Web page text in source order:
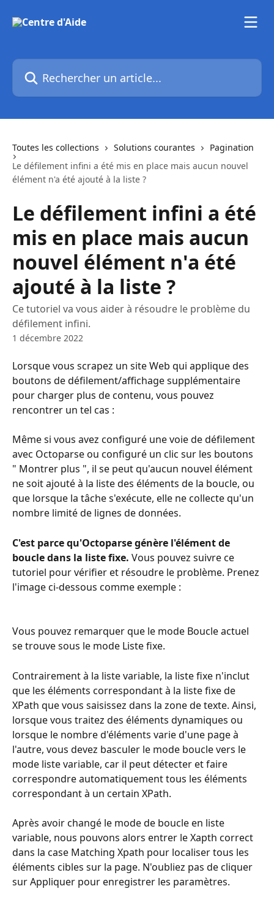
Rechercher un article...
Toutes les collections Solutions courantes
Pagination
Le défilement infini a été mis en place mais aucun nouvel
élément n'a été ajouté à la liste ?
Le défilement infini a été
mis en place mais aucun
nouvel élément n'a été
ajouté à la liste ?
Ce tutoriel va vous aider à résoudre le problème du
défilement infini.
1 décembre 2022
Lorsque vous scrapez un site Web qui applique des
boutons de défilement/affichage supplémentaire
pour charger plus de contenu, vous pouvez
rencontrer un tel cas :
Même si vous avez configuré une voie de défilement
avec Octoparse ou configuré un clic sur les boutons
" Montrer plus ", il se peut qu'aucun nouvel élément
ne soit ajouté à la liste des éléments de la boucle, ou
que lorsque la tâche s'exécute, elle ne collecte qu'un
nombre limité de lignes de données.
C'est parce qu'Octoparse génère l'élément de
boucle dans la liste fixe. Vous pouvez suivre ce
tutoriel pour vérifier et résoudre le problème. Prenez
l'image ci-dessous comme exemple :
Vous pouvez remarquer que le mode Boucle actuel
se trouve sous le mode Liste fixe.
Contrairement à la liste variable, la liste fixe n'inclut
que les éléments correspondant à la liste fixe de
XPath que vous saisissez dans la zone de texte. Ainsi,
lorsque vous traitez des éléments dynamiques ou
lorsque le nombre d'éléments varie d'une page à
l'autre, vous devez basculer le mode boucle vers le
mode liste variable, car il peut détecter et faire
correspondre automatiquement tous les éléments
correspondant à un certain XPath.
Après avoir changé le mode de boucle en liste
variable, nous pouvons alors entrer le Xapth correct
dans la case Matching Xpath pour localiser tous les
éléments cibles sur la page. N'oubliez pas de cliquer
sur Appliquer pour enregistrer les paramètres.